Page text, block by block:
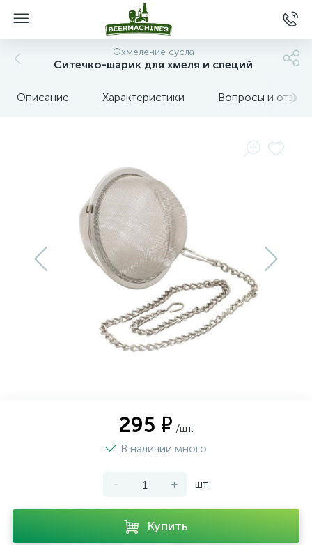
Охмеление сусла
Ситечко-шарик для хмеля и специй
Описание Характеристики Вопросы и отзывы
295 ₽ /шт.
В наличии много
- + шт.
Купить